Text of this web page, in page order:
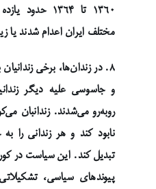
۱۳۶۰ تا ۱۳۶۴
مختلف ایران اعدام شدند یا
۸. در زندان‌ها، برخی
و جاسوسی علیه دیگر
روبه‌رو می‌شدند. زندانبان
نابود کند و هر زندانی
تبدیل کند. این سیاست در
پیوندهای سیاسی،